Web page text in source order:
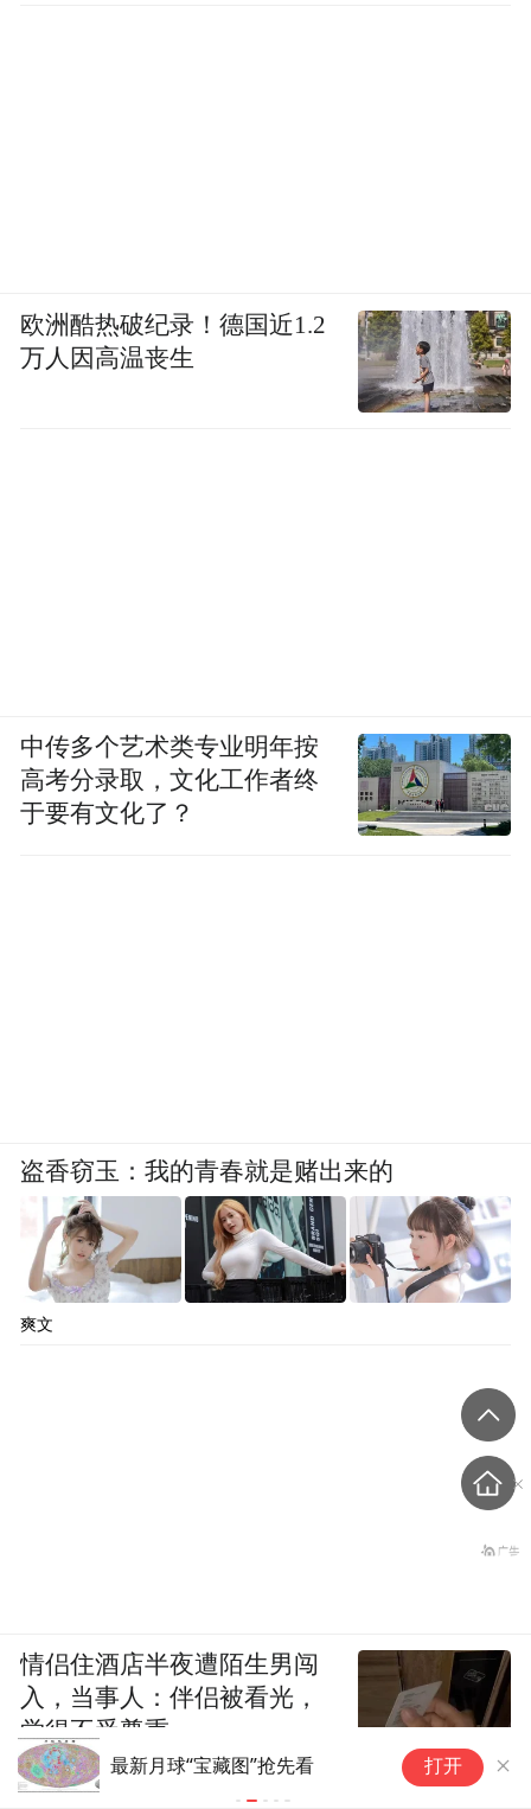
最新月球“宝藏图”抢先看 打开
欧洲酷热破纪录！德国近1.2
万人因高温丧生
中传多个艺术类专业明年按
高考分录取，文化工作者终
于要有文化了？
盗香窃玉：我的青春就是赌出来的
爽文
情侣住酒店半夜遭陌生男闯
入，当事人：伴侣被看光，
觉得不受尊重